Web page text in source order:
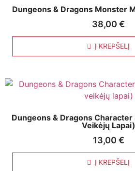
Dungeons & Dragons Monster
38,00 €
Į KREPŠELĮ
Dungeons & Dragons
Veikėjų Lapai)
13,00 €
Į KREPŠELĮ